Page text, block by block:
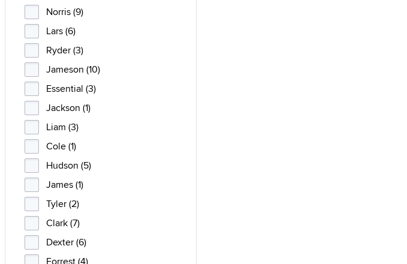
Norris (9)
Lars (6)
Ryder (3)
Jameson (10)
Essential (3)
Jackson (1)
Liam (3)
Cole (1)
Hudson (5)
James (1)
Tyler (2)
Clark (7)
Dexter (6)